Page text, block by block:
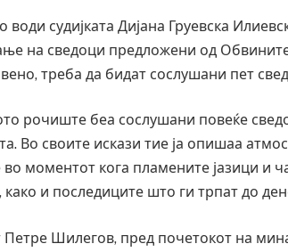
води судијката Дијана Груевска
на сведоци предложени од
треба да бидат сослушани пет
рочиште беа сослушани повеќе
Во своите искази тие ја опишаа
во моментот кога пламените јазици и
како и последиците што ги трпат до
Петре Шилегов, пред почетокот на